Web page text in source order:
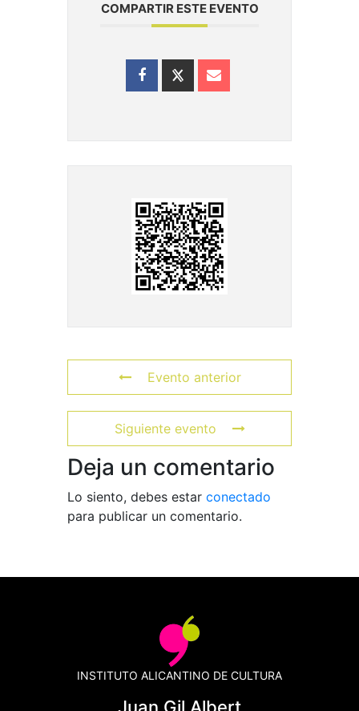
COMPARTIR ESTE EVENTO
Evento anterior
Siguiente evento
Deja un comentario
Lo siento, debes estar conectado
para publicar un comentario.
INSTITUTO ALICANTINO DE CULTURA